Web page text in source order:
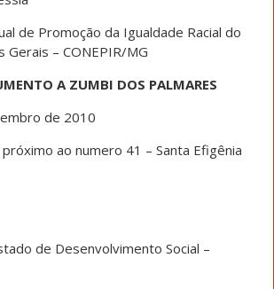
de Promoção da Igualdade Racial do
Gerais – CONEPIR/MG
A ZUMBI DOS PALMARES
de 2010
próximo ao numero 41 – Santa Efigênia
de Desenvolvimento Social –